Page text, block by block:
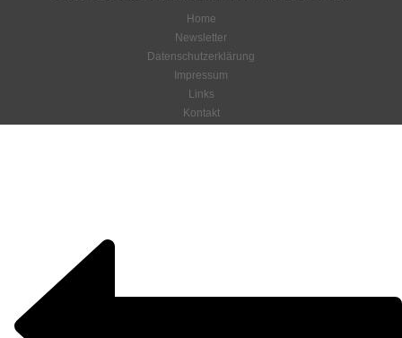
Home
Newsletter
Datenschutzerklärung
Impressum
Links
Kontakt